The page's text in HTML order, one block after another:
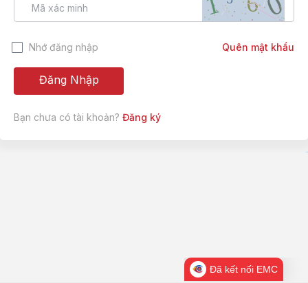
Nhớ đăng nhập Quên mật khẩu
Đăng Nhập
Bạn chưa có tài khoản? Đăng ký
Đã kết nối EMC